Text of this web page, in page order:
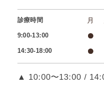
診療時間 月
9:00-13:00
14:30-18:00
▲ 10:00〜13:00 /